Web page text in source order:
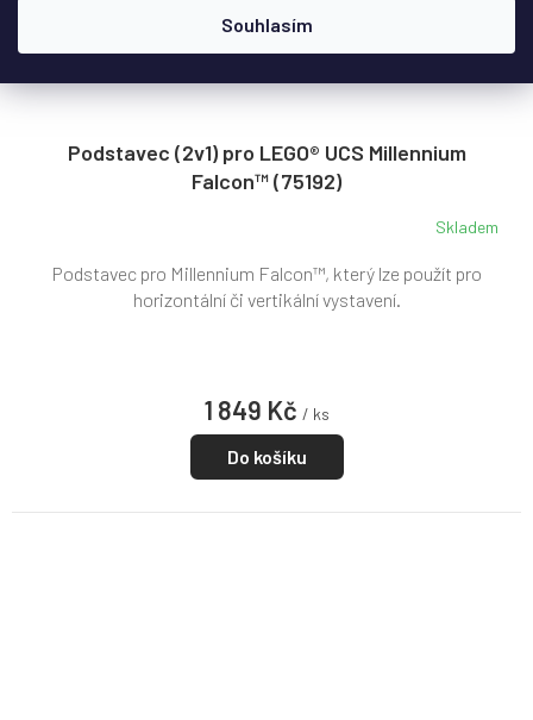
Souhlasím
Podstavec (2v1) pro LEGO® UCS Millennium
Falcon™ (75192)
Skladem
1 849 Kč / ks
Do košíku
Podstavec pro Millennium Falcon™, který lze použít pro
horizontální či vertikální vystavení.